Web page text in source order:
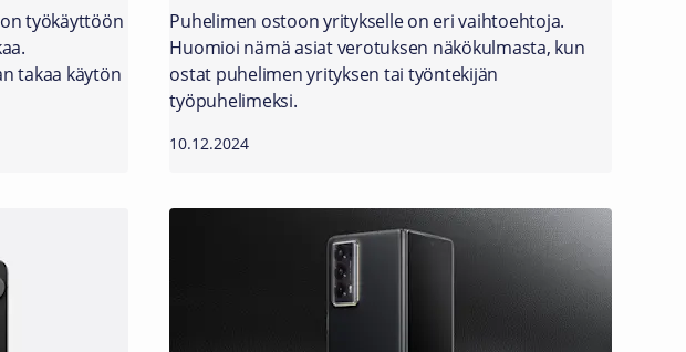
työkäyttöön
takaa käytön
Puhelimen ostoon yritykselle on eri vaihtoehtoja.
Huomioi nämä asiat verotuksen näkökulmasta, kun
ostat puhelimen yrityksen tai työntekijän
työpuhelimeksi.
10.12.2024